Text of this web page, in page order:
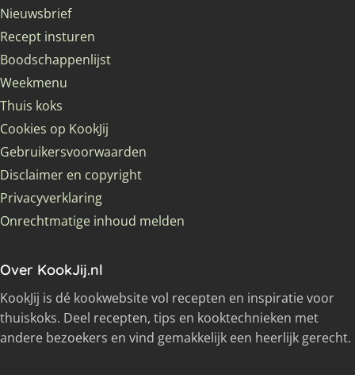
Nieuwsbrief
Recept insturen
Boodschappenlijst
Weekmenu
Thuis koks
Cookies op KookJij
Gebruikersvoorwaarden
Disclaimer en copyright
Privacyverklaring
Onrechtmatige inhoud melden
Over KookJij.nl
KookJij is dé kookwebsite vol recepten en inspiratie voor
thuiskoks. Deel recepten, tips en kooktechnieken met
andere bezoekers en vind gemakkelijk een heerlijk gerecht.